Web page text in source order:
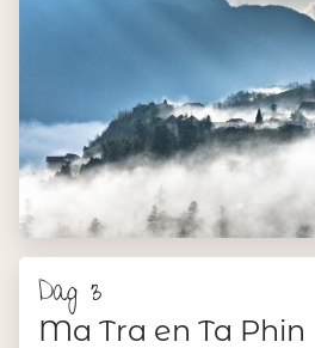
Dag 3
Ma Tra en Ta Phin